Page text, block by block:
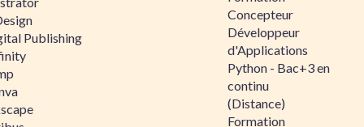
Publishing
Concepteur
Développeur
d'Applications
Python - Bac+3 en
continu
(Distance)
Formation